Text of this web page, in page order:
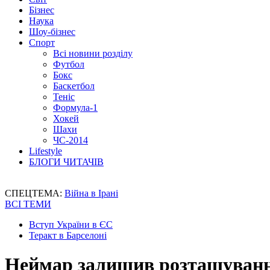
Бізнес
Наука
Шоу-бізнес
Спорт
Всі новини розділу
Футбол
Бокс
Баскетбол
Теніс
Формула-1
Хокей
Шахи
ЧС-2014
Lifestyle
БЛОГИ ЧИТАЧІВ
СПЕЦТЕМА: Війна в Ірані
ВСІ ТЕМИ
Вступ України в ЄС
Теракт в Барселоні
Неймар залишив